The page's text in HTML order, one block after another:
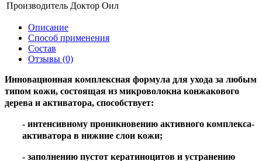
Производитель Доктор Оил
Описание
Способ применения
Состав
Отзывы (0)
Инновационная комплексная формула для ухода за любым
типом кожи, состоящая из микроволокна конжакового
дерева и активатора, способствует:
- интенсивному проникновению активного комплекса-
активатора в нижние слои кожи;
- заполнению пустот кератиноцитов и устранению